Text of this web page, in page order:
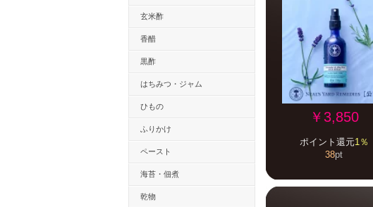
玄米酢
香醋
黒酢
はちみつ・ジャム
ひもの
ふりかけ
ペースト
海苔・佃煮
乾物
￥3,850
ポイント還元1％
38pt